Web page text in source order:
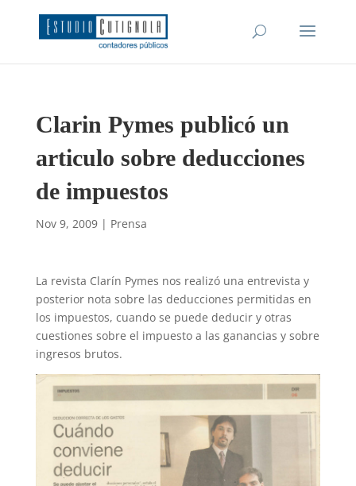
Clarin Pymes publicó un
articulo sobre deducciones
de impuestos
Nov 9, 2009| Prensa
La revista Clarín Pymes nos realizó una entrevista y
posterior nota sobre las deducciones permitidas en
los impuestos, cuando se puede deducir y otras
cuestiones sobre el impuesto a las ganancias y sobre
ingresos brutos.